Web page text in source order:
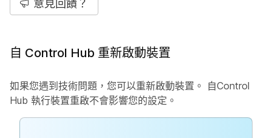
意見回饋？
自 Control Hub 重新啟動裝置
如果您遇到技術問題，您可以重新啟動裝置。 自Control
Hub 執行裝置重啟不會影響您的設定。